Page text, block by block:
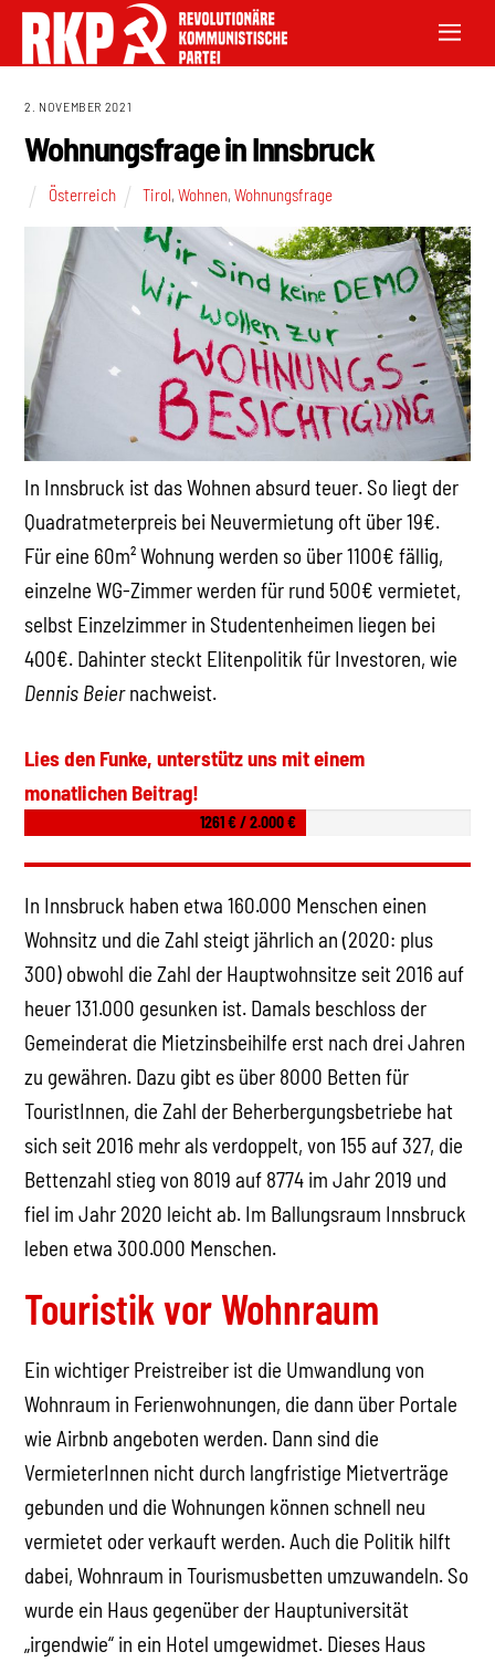
2. NOVEMBER 2021
Wohnungsfrage in Innsbruck
Österreich Tirol,Wohnen,Wohnungsfrage
In Innsbruck ist das Wohnen absurd teuer. So liegt der
Quadratmeterpreis bei Neuvermietung oft über 19€.
Für eine 60m² Wohnung werden so über 1100€ fällig,
einzelne WG-Zimmer werden für rund 500€ vermietet,
selbst Einzelzimmer in Studentenheimen liegen bei
400€. Dahinter steckt Elitenpolitik für Investoren, wie
Dennis Beiernachweist.
Lies den Funke, unterstütz uns mit einem
monatlichen Beitrag!
1261 € / 2.000 €
In Innsbruck haben etwa 160.000 Menschen einen
Wohnsitz und die Zahl steigt jährlich an (2020: plus
300) obwohl die Zahl der Hauptwohnsitze seit 2016 auf
heuer 131.000 gesunken ist. Damals beschloss der
Gemeinderat die Mietzinsbeihilfe erst nach drei Jahren
zu gewähren. Dazu gibt es über 8000 Betten für
TouristInnen, die Zahl der Beherbergungsbetriebe hat
sich seit 2016 mehr als verdoppelt, von 155 auf 327, die
Bettenzahl stieg von 8019 auf 8774 im Jahr 2019 und
fiel im Jahr 2020 leicht ab. Im Ballungsraum Innsbruck
leben etwa 300.000 Menschen.
Touristik vor Wohnraum
Ein wichtiger Preistreiber ist die Umwandlung von
Wohnraum in Ferienwohnungen, die dann über Portale
wie Airbnb angeboten werden. Dann sind die
VermieterInnen nicht durch langfristige Mietverträge
gebunden und die Wohnungen können schnell neu
vermietet oder verkauft werden. Auch die Politik hilft
dabei, Wohnraum in Tourismusbetten umzuwandeln. So
wurde ein Haus gegenüber der Hauptuniversität
„irgendwie“ in ein Hotel umgewidmet. Dieses Haus